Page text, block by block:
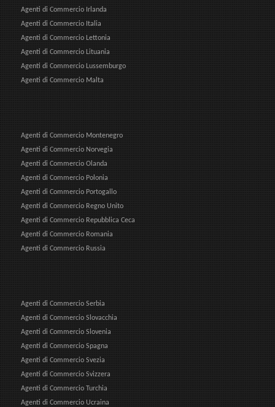
Agenti di Commercio Irlanda
Agenti di Commercio Italia
Agenti di Commercio Lettonia
Agenti di Commercio Lituania
Agenti di Commercio Lussemburgo
Agenti di Commercio Malta
Agenti di Commercio Montenegro
Agenti di Commercio Norvegia
Agenti di Commercio Olanda
Agenti di Commercio Polonia
Agenti di Commercio Portogallo
Agenti di Commercio Regno Unito
Agenti di Commercio Repubblica Ceca
Agenti di Commercio Romania
Agenti di Commercio Russia
Agenti di Commercio Serbia
Agenti di Commercio Slovacchia
Agenti di Commercio Slovenia
Agenti di Commercio Spagna
Agenti di Commercio Svezia
Agenti di Commercio Svizzera
Agenti di Commercio Turchia
Agenti di Commercio Ucraina